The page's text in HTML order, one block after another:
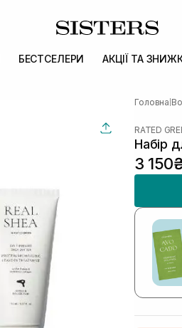
БЕСТСЕЛЕРИ АКЦІЇ ТА
Головна
RATED
Набір
3